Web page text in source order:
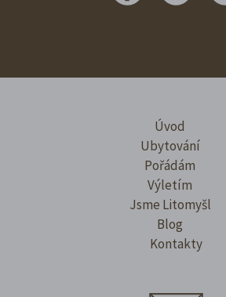
Úvod
Ubytování
Pořádám
Výletím
Jsme Litomyšl
Blog
Kontakty